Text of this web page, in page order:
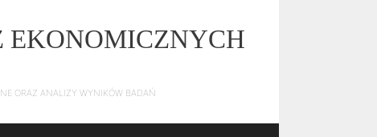
ORAZ ANALIZY WYNIKÓW BADAŃ